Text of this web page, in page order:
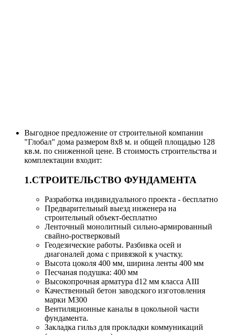
Выгодное предложение от строительной компании
"Глобал" дома размером 8x8 м. и общей площадью 128
кв.м. по сниженной цене. В стоимость строительства и
комплектации входит:
1.СТРОИТЕЛЬСТВО ФУНДАМЕНТА
Разработка индивидуального проекта - бесплатно
Предварительный выезд инженера на
строительный объект-бесплатно
Ленточный монолитный сильно-армированный
свайно-ростверковый
Геодезические работы. Разбивка осей и
диагоналей дома с привязкой к участку.
Высота цоколя 400 мм, ширина ленты 400 мм
Песчаная подушка: 400 мм
Высокопрочная арматура d12 мм класса АIII
Качественный бетон заводского изготовления
марки M300
Вентиляционные каналы в цокольной части
фундамента.
Закладка гильз для прокладки коммуникаций